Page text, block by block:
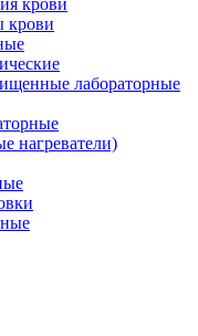
крови
крови
лабораторные
нагреватели)